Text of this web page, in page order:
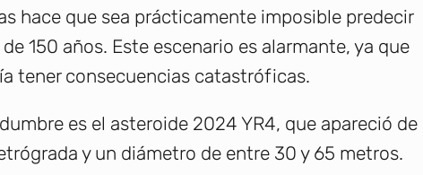
hace que sea prácticamente imposible predecir
150 años. Este escenario es alarmante, ya que
tener consecuencias catastróficas.
es el asteroide 2024 YR4, que apareció de
y un diámetro de entre 30 y 65 metros.